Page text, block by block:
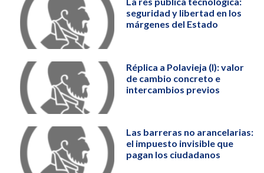
seguridad y libertad en los
márgenes del Estado
Réplica a Polavieja (I): valor
de cambio concreto e
intercambios previos
Las barreras no arancelarias:
el impuesto invisible que
pagan los ciudadanos